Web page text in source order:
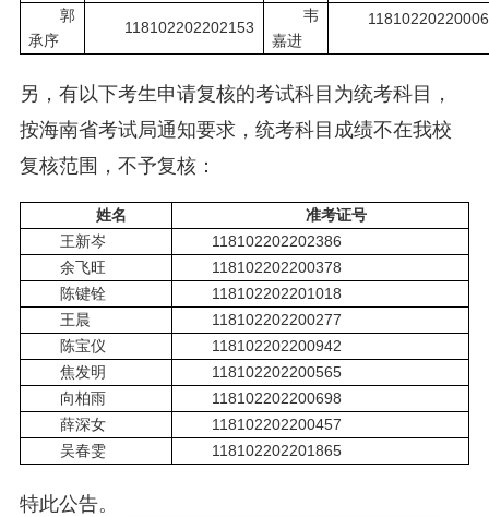
郭
承序
118102202202153
韦
嘉进
另，有以下考生申请复核的考试科目为统考科目，
按海南省考试局通知要求，统考科目成绩不在我校
复核范围，不予复核：
姓名
准考证号
王新岑
118102202202386
余飞旺
118102202200378
陈键铨
118102202201018
王晨
118102202200277
陈宝仪
118102202200942
焦发明
118102202200565
向柏雨
118102202200698
薛深女
118102202200457
吴春雯
118102202201865
特此公告。